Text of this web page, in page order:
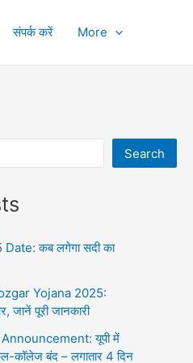
संपर्क करें More
Search
कब लगेगा सदी का
Yojana 2025:
जानें पूरी जानकारी
यूपी में
कॉलेज बंद – लगातार 4 दिन